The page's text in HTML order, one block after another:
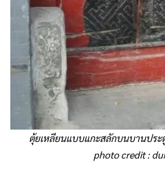
ตุ้ยเหลียนแบบแกะสลักบนบานปร
photo credit :